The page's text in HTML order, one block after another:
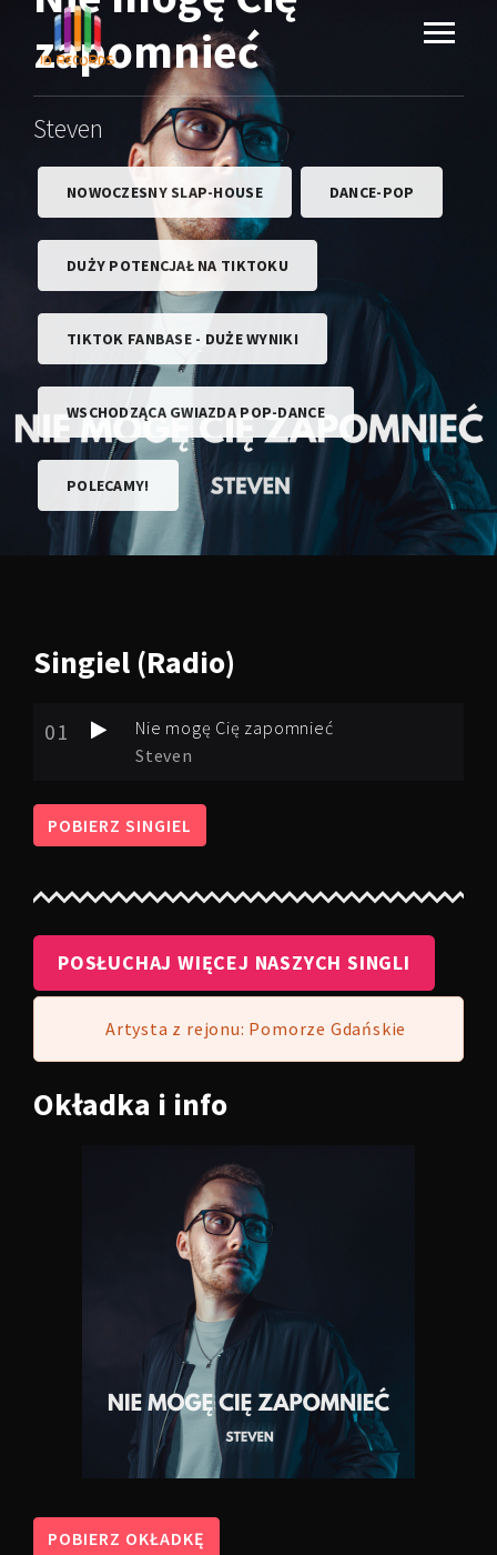
zapomnieć
Steven
NOWOCZESNY SLAP-HOUSE DANCE-POP
DUŻY POTENCJAŁ NA TIKTOKU
TIKTOK FANBASE - DUŻE WYNIKI
WSCHODZĄCA GWIAZDA POP-DANCE
POLECAMY!
Singiel (Radio)
01
Nie mogę Cię zapomnieć
Steven
POBIERZ SINGIEL
POSŁUCHAJ WIĘCEJ NASZYCH SINGLI
Artysta z rejonu: Pomorze Gdańskie
Okładka i info
POBIERZ OKŁADKĘ